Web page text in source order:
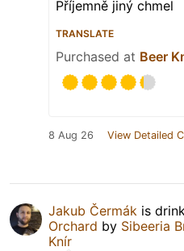
Příjemně jiný chmel
TRANSLATE
Purchased at Beer
8 Aug 26 View Detailed
Jakub Čermák is
Orchard by Sibeeria
Knír